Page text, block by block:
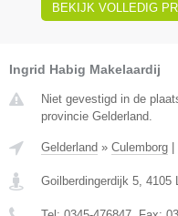
BEKIJK VOLLEDIG
Ingrid Habig Makelaardij
Niet gevestigd in de
provincie Gelderland.
Gelderland » Culemborg
Goilberdingerdijk 5, 4105